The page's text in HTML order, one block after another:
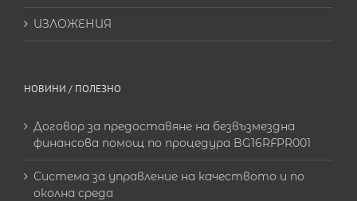
ИЗЛОЖЕНИЯ
НОВИНИ / ПОЛЕЗНО
Договор за предоставяне на безвъзмездна
финансова помощ по процедура BG16RFPR001
Система за управление на качеството и по
околна среда